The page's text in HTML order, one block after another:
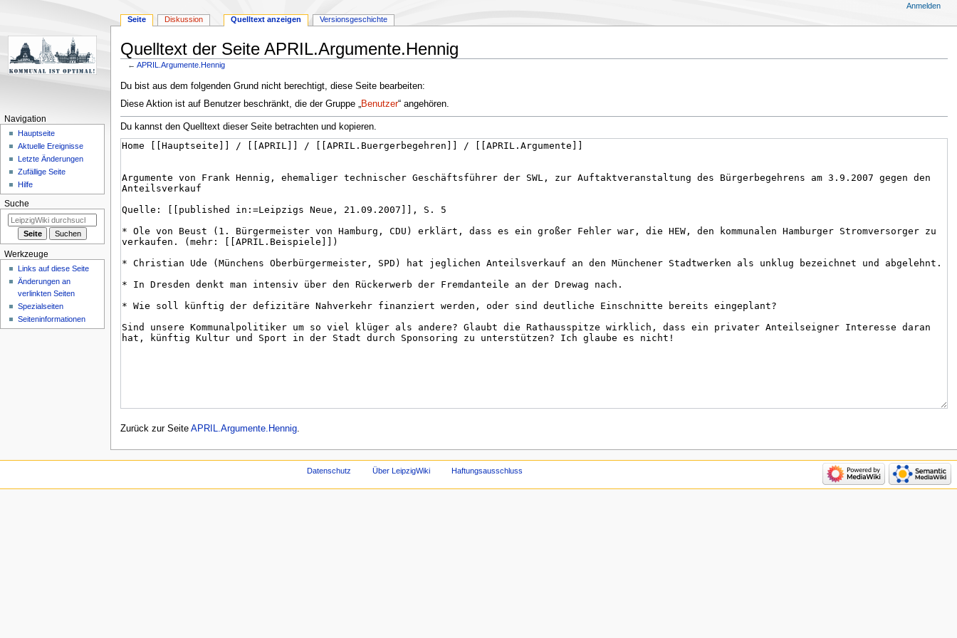
Quelltext der Seite APRIL.Argumente.Hennig
←APRIL.Argumente.Hennig
Zur
Navigation
Zur
Suche
Du bist aus dem folgenden Grund nicht berechtigt, diese Seite bearbeiten:
Diese Aktion ist auf Benutzer beschränkt, die der Gruppe „Benutzer“ angehören.
Du kannst den Quelltext dieser Seite betrachten und kopieren.
Zurück zur Seite APRIL.Argumente.Hennig.
Seite Diskussion Quelltext anzeigen Versionsgeschichte
Anmelden
Navigation
Hauptseite
Aktuelle Ereignisse
Letzte Änderungen
Zufällige Seite
Hilfe
Suche
Werkzeuge
Links auf diese Seite
Änderungen an
verlinkten Seiten
Spezialseiten
Seiten­informationen
Datenschutz Über LeipzigWiki Haftungsausschluss